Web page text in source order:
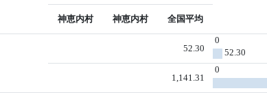
神恵内村 神恵内村 全国平均
52.30
0
52.30
1,141.31
0